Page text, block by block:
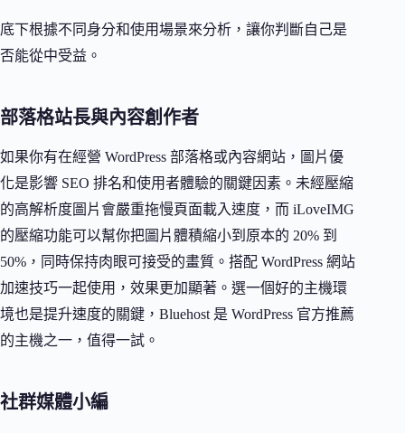
底下根據不同身分和使用場景來分析，讓你判斷自己是
否能從中受益。
部落格站長與內容創作者
如果你有在經營 WordPress 部落格或內容網站，圖片優
化是影響 SEO 排名和使用者體驗的關鍵因素。未經壓縮
的高解析度圖片會嚴重拖慢頁面載入速度，而 iLoveIMG
的壓縮功能可以幫你把圖片體積縮小到原本的 20% 到
50%，同時保持肉眼可接受的畫質。搭配 WordPress 網站
加速技巧一起使用，效果更加顯著。選一個好的主機環
境也是提升速度的關鍵，Bluehost 是 WordPress 官方推薦
的主機之一，值得一試。
社群媒體小編